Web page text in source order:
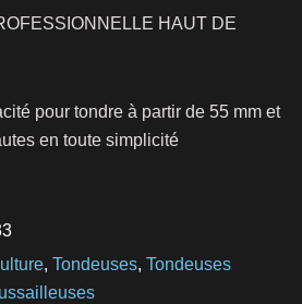
HAUT DE
pour tondre à partir de 55 mm et
en toute simplicité
, Tondeuses, Tondeuses